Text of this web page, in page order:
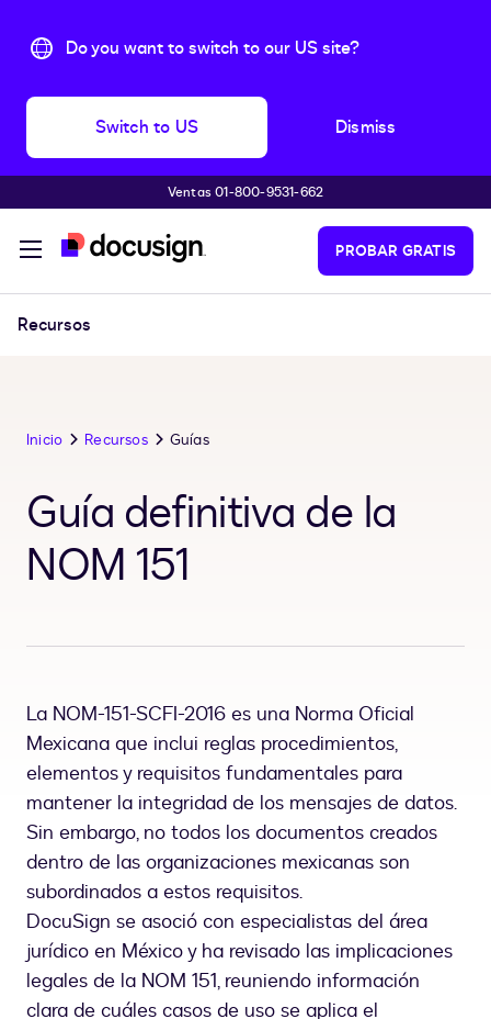
Do you want to switch to our US site?
Switch to US Dismiss
Accede al contenido principalVentas 01-800-9531-662
PROBAR GRATIS
Recursos
Inicio Recursos Guías
Guía definitiva de la
NOM 151
La NOM-151-SCFI-2016 es una Norma Oficial
Mexicana que inclui reglas procedimientos,
elementos y requisitos fundamentales para
mantener la integridad de los mensajes de datos.
Sin embargo, no todos los documentos creados
dentro de las organizaciones mexicanas son
subordinados a estos requisitos.
DocuSign se asoció con especialistas del área
jurídico en México y ha revisado las implicaciones
legales de la NOM 151, reuniendo información
clara de cuáles casos de uso se aplica el